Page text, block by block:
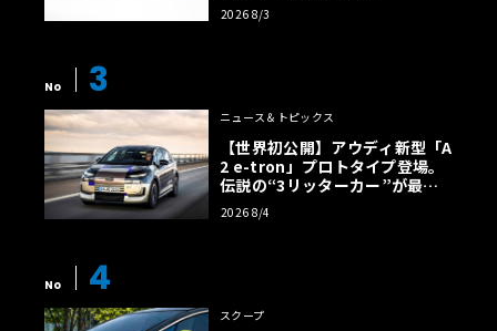
2026 8/3
No 3
ニュース＆トピックス
【世界初公開】アウディ新型「A
2 e-tron」プロトタイプ登場。
伝説の“3リッターカー”が最高
効率エントリーBEVとして復活
【画像38枚】
2026 8/4
No 4
スクープ